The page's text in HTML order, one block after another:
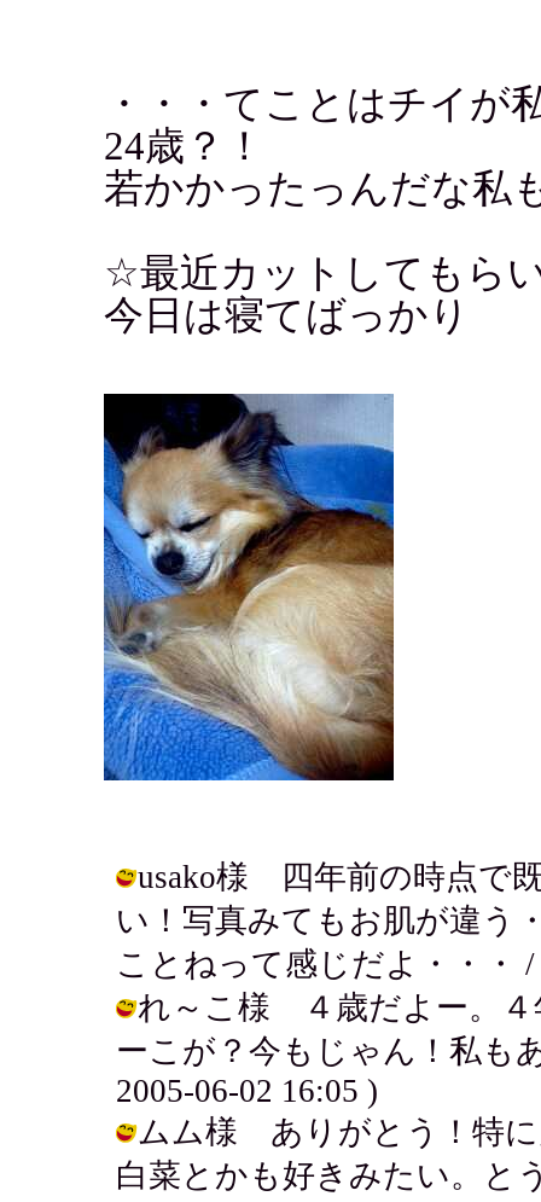
・・・てことはチイが
24歳？！
若かかったっんだな私
☆最近カットしてもら
今日は寝てばっかり
usako様 四年前の時点で
い！写真みてもお肌が違う
ことねって感じだよ・・・ /
れ～こ様 ４歳だよー。４
ーこが？今もじゃん！私も
2005-06-02 16:05 )
ムム様 ありがとう！特に
白菜とかも好きみたい。と